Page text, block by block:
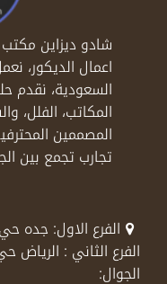
شادو ديزاين
السعودية، نقدم
المكاتب، الفلل،
المصممين
تجارب تجمع بين
الفرع الاول: جده
الفرع الثاني : الرياض
الجوال: